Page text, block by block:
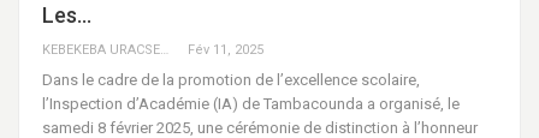
Les…
Fév 11, 2025
Dans le cadre de la promotion de l’excellence scolaire,
l’Inspection d’Académie (IA) de Tambacounda a organisé, le
samedi 8 février 2025, une cérémonie de distinction à l’honneur